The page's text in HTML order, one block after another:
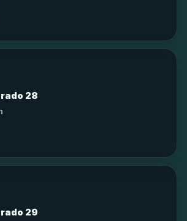
28
29